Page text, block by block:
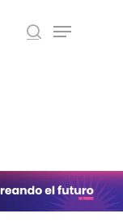
search
Menu